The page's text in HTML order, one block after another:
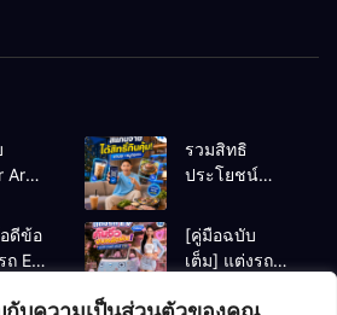
Arm
รับ
สีตรง
ยตัด
รวมสิทธิ
ประโยชน์
หมูกระทะ เมื่อ
สแกนจ่ายด้วย
Virtual Bank
ยอดฮิต
ดีข้อ
ถ EV
ช่วง
[คู่มือฉบับ
เต็ม] แต่งรถ
Y2K! งบหลัก